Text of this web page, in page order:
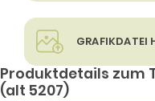
GRAFIKDATEI
Produktdetails zum
(alt 5207)